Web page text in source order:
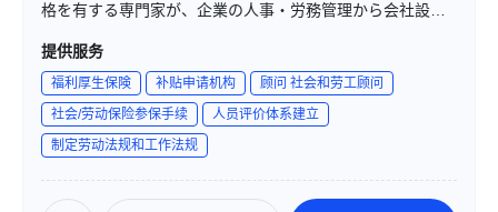
格を有する専門家が、企業の人事・労務管理から会社設
立、相続手続きまで幅広くサポートしています。特に、メ
障害年金の相談など、地域密着型のサービスを提供してい
ます。
提供服务
福利厚生保険 补贴申请机构
顾问 社会和劳工顾问
社会/劳动保险参保手续
人员评价体系建立
制定劳动法规和工作法规